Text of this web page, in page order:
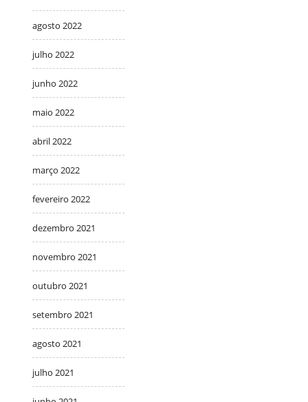
agosto 2022
julho 2022
junho 2022
maio 2022
abril 2022
março 2022
fevereiro 2022
dezembro 2021
novembro 2021
outubro 2021
setembro 2021
agosto 2021
julho 2021